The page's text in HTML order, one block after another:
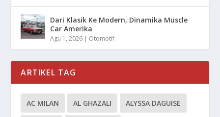
Dari Klasik Ke Modern, Dinamika Muscle
Car Amerika
Agu 1, 2026 | Otomotif
ARTIKEL TAG
AC MILAN AL GHAZALI ALYSSA DAGUISE